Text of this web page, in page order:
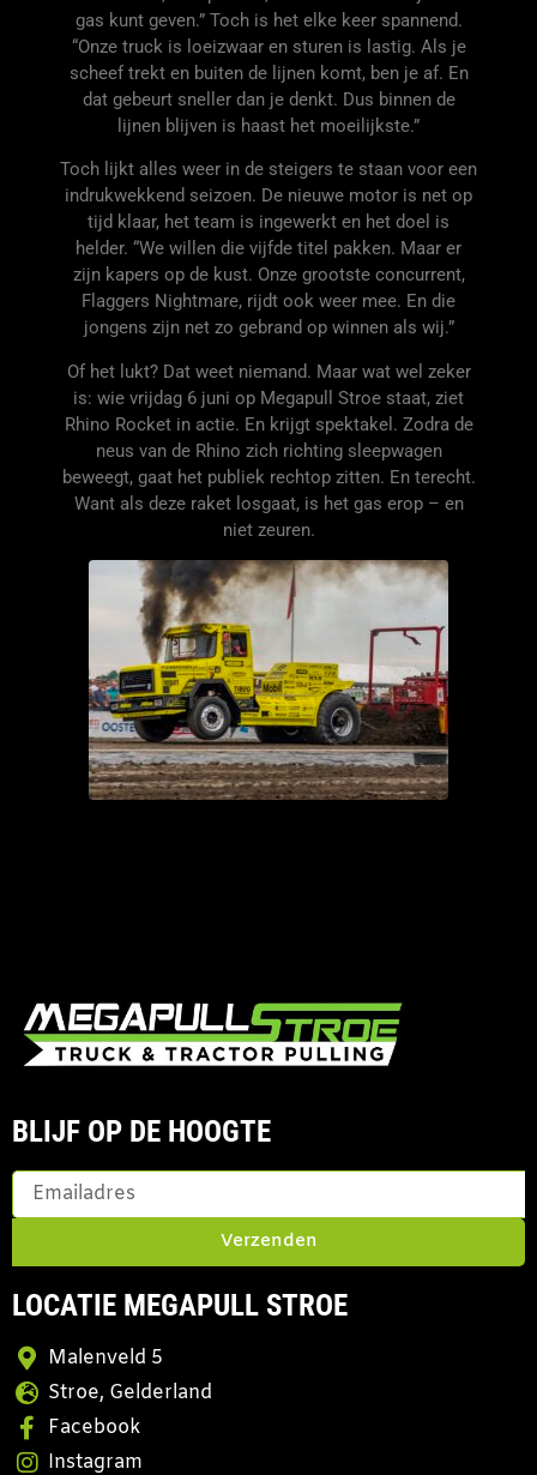
gas kunt geven.” Toch is het elke keer spannend.
“Onze truck is loeizwaar en sturen is lastig. Als je
scheef trekt en buiten de lijnen komt, ben je af. En
dat gebeurt sneller dan je denkt. Dus binnen de
lijnen blijven is haast het moeilijkste.”
Toch lijkt alles weer in de steigers te staan voor een
indrukwekkend seizoen. De nieuwe motor is net op
tijd klaar, het team is ingewerkt en het doel is
helder. “We willen die vijfde titel pakken. Maar er
zijn kapers op de kust. Onze grootste concurrent,
Flaggers Nightmare, rijdt ook weer mee. En die
jongens zijn net zo gebrand op winnen als wij.”
Of het lukt? Dat weet niemand. Maar wat wel zeker
is: wie vrijdag 6 juni op Megapull Stroe staat, ziet
Rhino Rocket in actie. En krijgt spektakel. Zodra de
neus van de Rhino zich richting sleepwagen
beweegt, gaat het publiek rechtop zitten. En terecht.
Want als deze raket losgaat, is het gas erop – en
niet zeuren.
BLIJF OP DE HOOGTE
Verzenden
LOCATIE MEGAPULL STROE
Malenveld 5
Stroe, Gelderland
Facebook
Instagram